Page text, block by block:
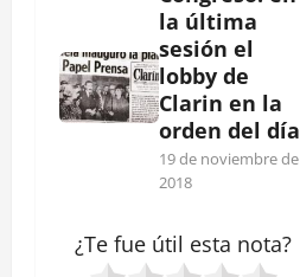
la última
sesión el
lobby de
Clarin en la
orden del día
19 de noviembre de
2018
¿Te fue útil esta nota?